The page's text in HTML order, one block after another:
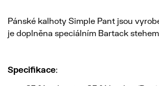
Pánské kalhoty Simple Pant jsou
je doplněna speciálním Bartack
Specifikace: